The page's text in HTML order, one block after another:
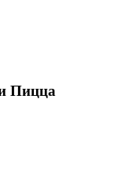
Пицца